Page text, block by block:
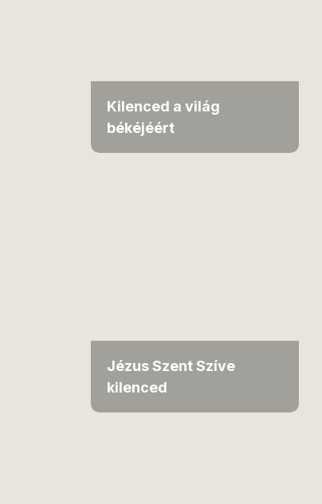
Kilenced a világ
békéjéért
Jézus Szent Szíve
kilenced